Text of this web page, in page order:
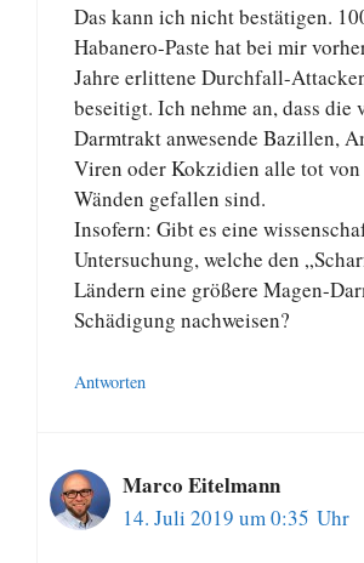
Das kann ich nicht bestätigen.
Habanero-Paste hat bei mir
Jahre erlittene Durchfall-
beseitigt. Ich nehme an, dass die
Darmtrakt anwesende Bazillen,
Viren oder Kokzidien alle tot von
Wänden gefallen sind.
Insofern: Gibt es eine
Untersuchung, welche den
Ländern eine größere Magen-
Schädigung nachweisen?
Antworten
Marco Eitelmann
14. Juli 2019 um 0:35 Uhr